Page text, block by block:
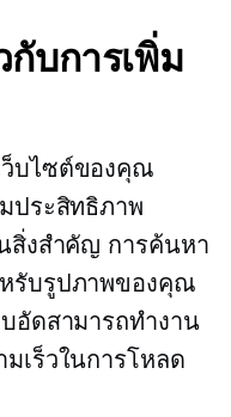
กับการเพิ่ม
บไซต์ของคุณ
ประสิทธิภาพ
สิ่งสำคัญ การค้นหา
รับรูปภาพของคุณ
อัดสามารถทำงาน
เร็วในการโหลด